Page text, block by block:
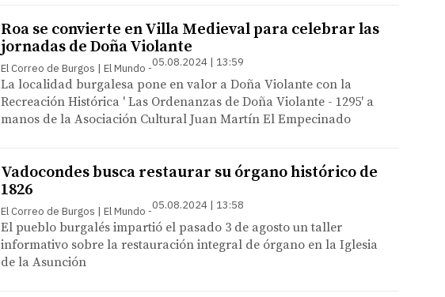
Roa se convierte en Villa Medieval para celebrar las
jornadas de Doña Violante
El Correo de Burgos | El Mundo 05.08.2024 | 13:59
La localidad burgalesa pone en valor a Doña Violante con la
Recreación Histórica ' Las Ordenanzas de Doña Violante - 1295' a
manos de la Asociación Cultural Juan Martín El Empecinado
Vadocondes busca restaurar su órgano histórico de
1826
El Correo de Burgos | El Mundo 05.08.2024 | 13:58
El pueblo burgalés impartió el pasado 3 de agosto un taller
informativo sobre la restauración integral de órgano en la Iglesia
de la Asunción